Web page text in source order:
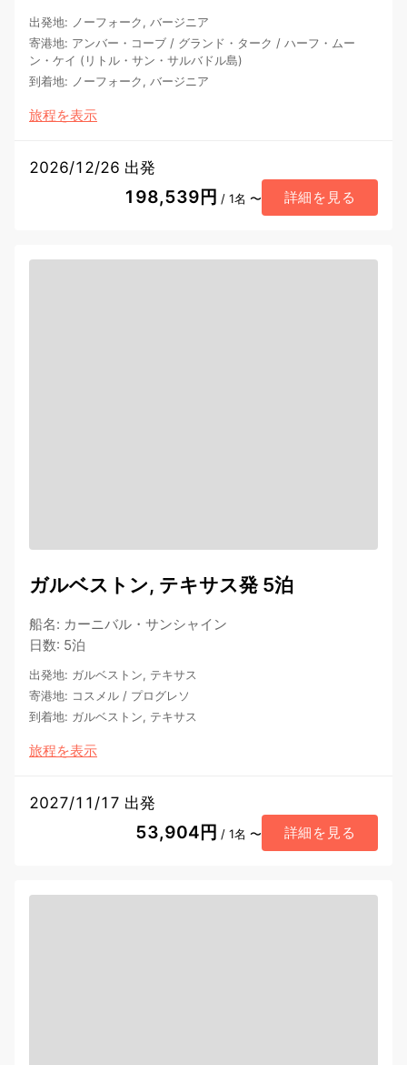
出発地: ノーフォーク, バージニア
寄港地: アンバー・コーブ / グランド・ターク / ハーフ・ムー
ン・ケイ (リトル・サン・サルバドル島)
到着地: ノーフォーク, バージニア
旅程を表示
2026/12/26 出発
198,539円 / 1名 〜 詳細を見る
ガルベストン, テキサス発 5泊
船名: カーニバル・サンシャイン
日数: 5泊
出発地: ガルベストン, テキサス
寄港地: コスメル / プログレソ
到着地: ガルベストン, テキサス
旅程を表示
2027/11/17 出発
53,904円 / 1名 〜 詳細を見る